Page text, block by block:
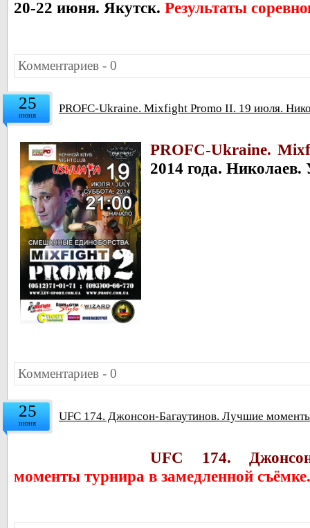
20-22 июня. Якутск. Результаты
Комментариев - 0
25
июня PROFC-Ukraine. Mixfight Promo II. 19 июля.
PROFC-Ukraine.
2014 года. Николаев.
Комментариев - 0
25
июня UFC 174. Джонсон-Багаутинов. Лучшие
UFC 174. Джонсон-
моменты турнира в замедленной